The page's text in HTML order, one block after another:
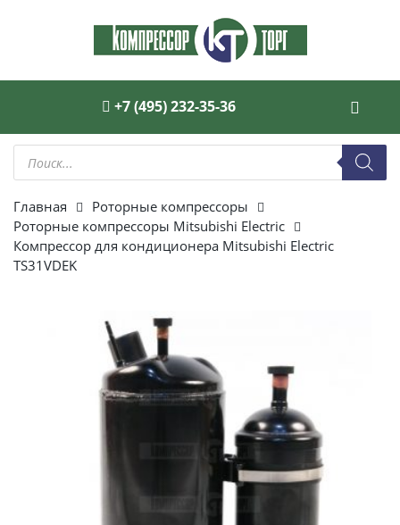
+7 (495) 232-35-36
Поиск
товаров
Главная
Роторные компрессоры
Роторные компрессоры Mitsubishi Electric
Компрессор для кондиционера Mitsubishi Electric
TS31VDEK